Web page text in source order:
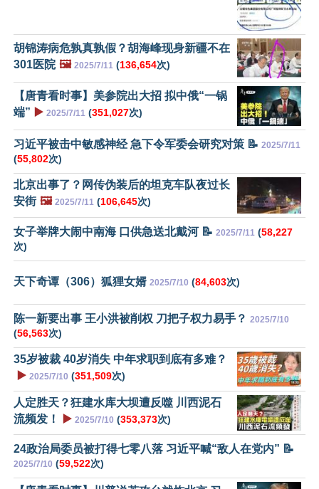
胡锦涛病危孰真孰假？胡海峰现身新疆不在
301医院 🖼️ 2025/7/11 (136,654次)
【唐青看时事】美参院出大招 拟中俄“一锅
端” ▶️ 2025/7/11 (351,027次)
习近平被击中敏感神经 急下令军委会研究对策 📝 2025/7/11
(55,802次)
北京出事了？网传伪装后的坦克车队夜过长
安街 🖼️ 2025/7/11 (106,645次)
女子举牌大闹中南海 口供急送北戴河 📝 2025/7/11 (58,227
次)
天下奇谭（306）狐狸女婿 2025/7/10 (84,603次)
陈一新要出事 王小洪被削权 刀把子权力易手？ 2025/7/10
(56,563次)
35岁被裁 40岁消失 中年求职到底有多难？
▶️ 2025/7/10 (351,509次)
人定胜天？狂建水库大坝遭反噬 川西泥石
流频发！
▶️ 2025/7/10 (353,373次)
24政治局委员被打得七零八落 习近平喊“敌人在党内” 📝
2025/7/10 (59,522次)